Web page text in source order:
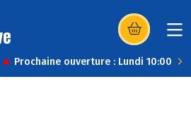
(s’ouvre dans
Prochaine ouverture : Lundi 10:00